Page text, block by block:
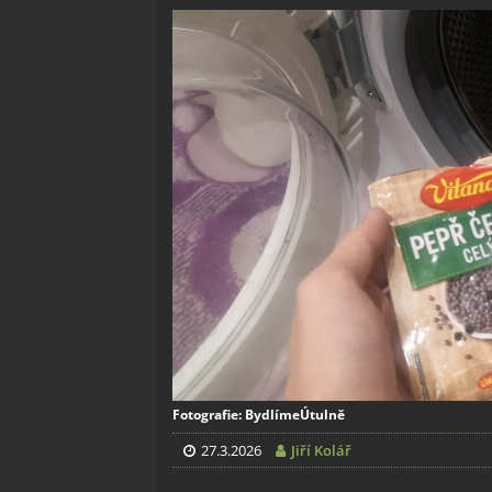
Fotografie: BydlímeÚtulně
27.3.2026 Jiří Kolář